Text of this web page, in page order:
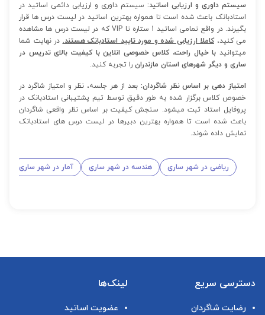
سیستم داوری و ارزیابی اساتید: سیستم داوری و ارزیابی دائمی اساتید در
استادبانک باعث شده است تا همواره بهترین اساتید در لیست درس ها قرار
بگیرند. در واقع تمامی اساتید 1 ستاره تا VIP که در لیست درس ها مشاهده
می کنید، کاملا ارزیابی شده و مورد تایید استادبانک هستند. در نهایت شما
میتوانید با خیال راحت، کلاس خصوصی انلاین با کیفیت بالای تدریس در
ساری و دیگر شهرهای استان مازندران را تجربه کنید.
امتیاز دهی بر اساس نظر شاگردان: بعد از هر جلسه، نظر و امتیاز شاگرد در
خصوص کلاس برگزار شده به طور دقیق توسط تیم پشتیبانی استادبانک در
پروفایل استاد ثبت میشود. سنجش کیفیت بر اساس نظر واقعی شاگردان
باعث شده است تا همواره بهترین دبیرها در لیست درس های استادبانک
نمایش داده شوند.
ریاضی در شهر ساری هندسه در شهر ساری آمار در شهر ساری
دسترسی سریع
رضایت شاگردان
لینک‌ها
عضویت اساتید